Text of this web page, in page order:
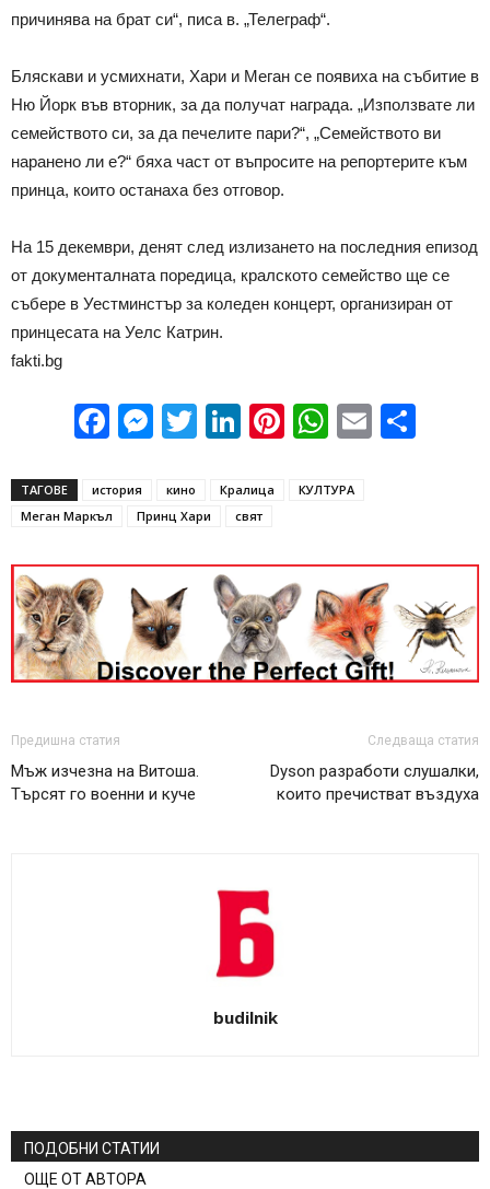
причинява на брат си“, писа в. „Телеграф“.
Бляскави и усмихнати, Хари и Меган се появиха на събитие в
Ню Йорк във вторник, за да получат награда. „Използвате ли
семейството си, за да печелите пари?“, „Семейството ви
наранено ли е?“ бяха част от въпросите на репортерите към
принца, които останаха без отговор.
На 15 декември, денят след излизането на последния епизод
от документалната поредица, кралското семейство ще се
събере в Уестминстър за коледен концерт, организиран от
принцесата на Уелс Катрин.
fakti.bg
Facebook
Messenger
Twitter
LinkedIn
Pinterest
WhatsApp
Email
ТАГОВЕ история кино Кралица
КУЛТУРА
Меган Маркъл
Принц Хари свят
Предишна статия
Мъж изчезна на Витоша.
Търсят го военни и куче
Следваща статия
Dyson разработи слушалки,
които пречистват въздуха
budilnik
ПОДОБНИ СТАТИИ
ОЩЕ ОТ АВТОРА